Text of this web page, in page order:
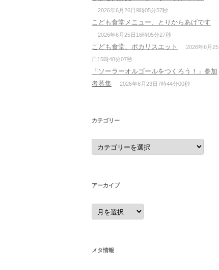
2026年6月26日9時05分57秒
こども食堂メニュー、とりからあげです
2026年6月25日16時05分27秒
こども食堂、ポカリスエット
2026年6月25
日15時48分07秒
「ソーラーオルゴールをつくろう！」参加
者募集
2026年6月23日7時44分00秒
カテゴリー
カ
テ
ゴ
アーカイブ
ア
ー
カ
メタ情報